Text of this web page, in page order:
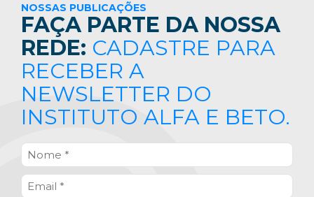
NOSSAS PUBLICAÇÕES
FAÇA PARTE DA NOSSA
REDE: CADASTRE PARA
RECEBER A
NEWSLETTER DO
INSTITUTO ALFA E BETO.